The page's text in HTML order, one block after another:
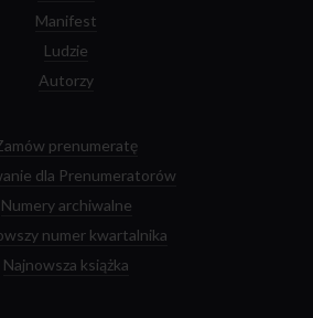
Manifest
Ludzie
Autorzy
prenumeratę
dla Prenumeratorów
Numery archiwalne
numer kwartalnika
Najnowsza książka